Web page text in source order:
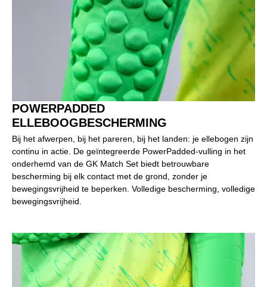
POWERPADDED
ELLEBOOGBESCHERMING
Bij het afwerpen, bij het pareren, bij het landen: je ellebogen zijn
continu in actie. De geïntegreerde PowerPadded-vulling in het
onderhemd van de GK Match Set biedt betrouwbare
bescherming bij elk contact met de grond, zonder je
bewegingsvrijheid te beperken. Volledige bescherming, volledige
bewegingsvrijheid.